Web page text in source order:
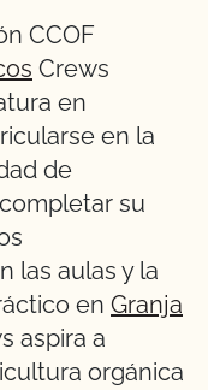
CCOF
Crews
en
en la
de
su
las aulas y la
en Granja
aspira a
orgánica